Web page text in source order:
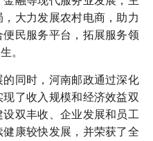
大力发展农村电商，助力
民服务平台，拓展服务领
。
同时，河南邮政通过深化
了收入规模和经济效益双
双丰收、企业发展和员工
康较快发展，并荣获了全